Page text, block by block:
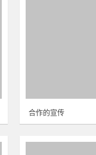
合作的宣传